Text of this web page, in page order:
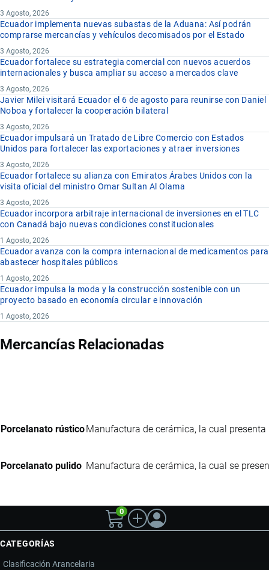
3 Agosto, 2026
Ecuador implementa nuevas subastas de la Aduana: Así podrán
comprarse mercancías y vehículos decomisados por el Estado
3 Agosto, 2026
Ecuador fortalece su estrategia comercial con nuevos acuerdos
internacionales y busca ampliar su acceso a mercados clave
3 Agosto, 2026
Javier Milei visitará Ecuador el 6 de agosto para reunirse con Daniel
Noboa y fortalecer la cooperación bilateral
3 Agosto, 2026
Ecuador impulsará un Tratado de Libre Comercio con Estados
Unidos para fortalecer las exportaciones y atraer inversiones
3 Agosto, 2026
Ecuador fortalece su alianza con Emiratos Árabes Unidos con la
visita oficial del ministro Omar Sultan Al Olama
3 Agosto, 2026
Ecuador incorpora arbitraje internacional de inversiones en el TLC
con Canadá bajo nuevas condiciones constitucionales
1 Agosto, 2026
Ecuador avanza con la compra internacional de medicamentos para
abastecer hospitales públicos
1 Agosto, 2026
Ecuador impulsa la moda y la construcción sostenible con un
proyecto basado en economía circular e innovación
1 Agosto, 2026
Mercancías Relacionadas
Porcelanato rústico Manufactura de cerámica, la cual
Porcelanato pulido Manufactura de cerámica, la cual se
0
CATEGORÍAS
Clasificación Arancelaria